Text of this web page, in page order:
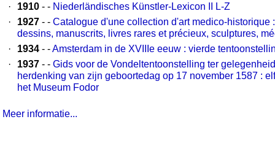
·
1910 - - Niederländisches Künstler-Lexicon II L-Z
·
1927 - - Catalogue d'une collection d'art medico-historique
dessins, manuscrits, livres rares et précieux, sculptures,
·
1934 - -Amsterdam in de XVIIIe eeuw : vierde
·
1937 - - Gids voor de Vondeltentoonstelling ter
herdenking van zijn geboortedag op 17 november 1587 :
het Museum Fodor
Meer informatie...